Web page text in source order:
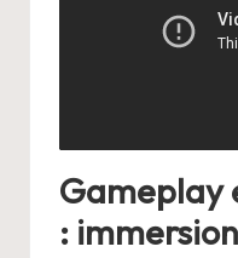
Gameplay
: